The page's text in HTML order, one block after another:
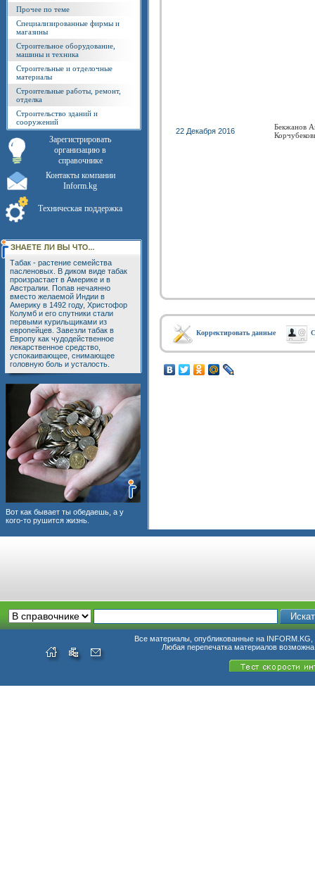
Прочее по теме
Специализированные фирмы и
магазины
Строительное оборудование,
машины и техника
Строительные и отделочные
материалы
Строительные работы, ремонт,
отделка
Строительство зданий и
сооружений
Зарегистрировать
организацию в
справочнике
Контакты компании
Inform.kg
Техническая поддержка
Табак - растение семейства
пасленовых. В диком виде табак
произрастает в Америке и в
Австралии. Попав нечаянно
вместо желаемой Индии в
Америку в 1492 году, Христофор
Колумб и его спутники стали
первыми курильщиками из
европейцев. Завезли табак в
Европу как чудодейственное
лекарственное средство,
успокаивающее, снимающее
головную боль и усталость.
Вот как бывает ты обедаешь, а у
кого-то рушится жизнь.
22 Декабря 2016
Бекжанов
Корректировать данные
Все материалы, опубликованные на INFORM.KG,
Любая перепечатка материалов